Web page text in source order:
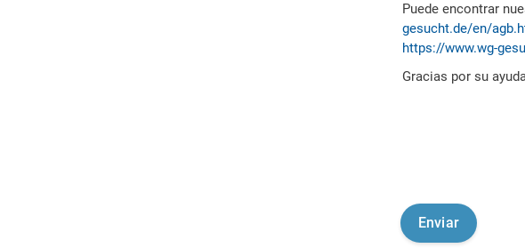
Puede encontrar
gesucht.de/en/
https://www.wg-
Gracias por su